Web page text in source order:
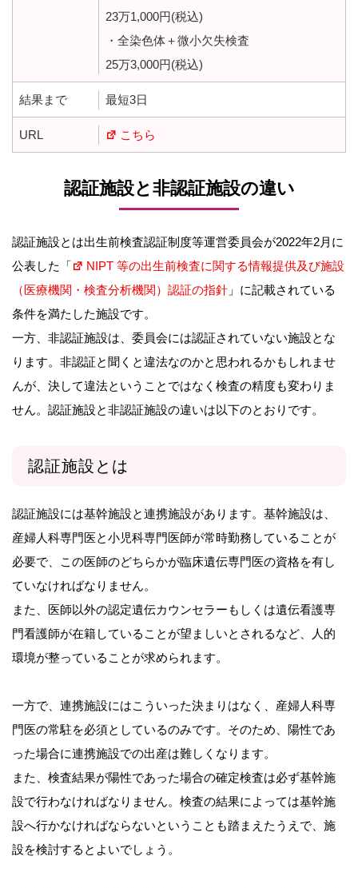
23万1,000円(税込)
・全染色体＋微小欠失検査
25万3,000円(税込)
結果まで 最短3日
URL こちら
認証施設と非認証施設の違い
認証施設とは出生前検査認証制度等運営委員会が2022年2月に
公表した「
NIPT 等の出生前検査に関する情報提供及び施設
（医療機関・検査分析機関）認証の指針 」に記載されている
条件を満たした施設です。
一方、非認証施設は、委員会には認証されていない施設とな
ります。非認証と聞くと違法なのかと思われるかもしれませ
んが、決して違法ということではなく検査の精度も変わりま
せん。認証施設と非認証施設の違いは以下のとおりです。
認証施設とは
認証施設には基幹施設と連携施設があります。基幹施設は、
産婦人科専門医と小児科専門医師が常時勤務していることが
必要で、この医師のどちらかが臨床遺伝専門医の資格を有し
ていなければなりません。
また、医師以外の認定遺伝カウンセラーもしくは遺伝看護専
門看護師が在籍していることが望ましいとされるなど、人的
環境が整っていることが求められます。
一方で、連携施設にはこういった決まりはなく、産婦人科専
門医の常駐を必須としているのみです。そのため、陽性であ
った場合に連携施設での出産は難しくなります。
また、検査結果が陽性であった場合の確定検査は必ず基幹施
設で行わなければなりません。検査の結果によっては基幹施
設へ行かなければならないということも踏まえたうえで、施
設を検討するとよいでしょう。